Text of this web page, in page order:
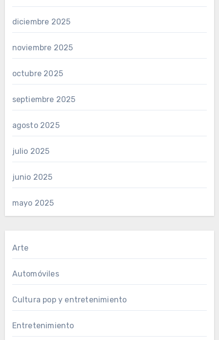
diciembre 2025
noviembre 2025
octubre 2025
septiembre 2025
agosto 2025
julio 2025
junio 2025
mayo 2025
Arte
Automóviles
Cultura pop y entretenimiento
Entretenimiento